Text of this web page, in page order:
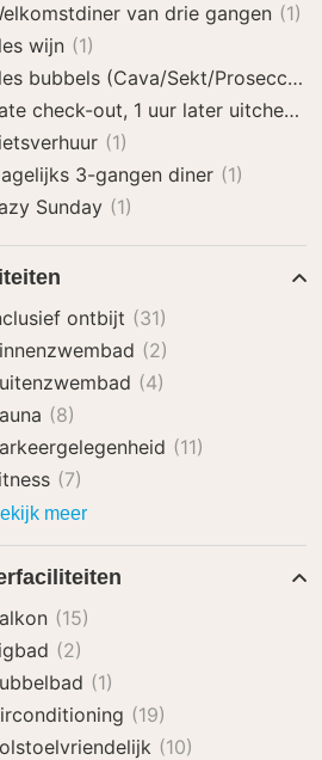
van drie gangen (1)
wijn (1)
bubbels (Cava/Sekt/Prosecco)
check-out, 1 uur later uitchecken
(1)
3-gangen diner (1)
Sunday (1)
ontbijt (31)
(2)
(4)
(8)
(11)
(7)
meerFaciliteiten
(15)
(2)
(1)
(19)
(10)